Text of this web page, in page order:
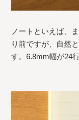
ノートといえば、
り前ですが、自然
す。6.8mm幅が24行